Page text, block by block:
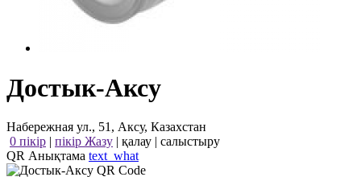
Достык-Аксу
Набережная ул., 51, Аксу, Казахстан
0 пікір | пікір Жазу | қалау | салыстыру
QR Анықтама text_what